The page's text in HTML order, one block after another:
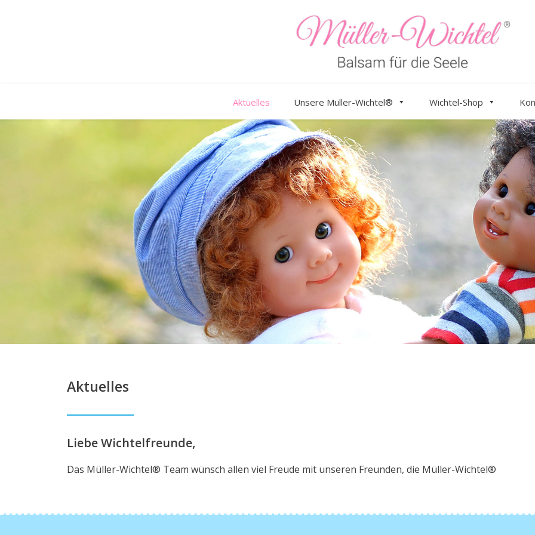
Aktuelles Unsere Müller-Wichtel® Wichtel-Shop
Aktuelles
Liebe Wichtelfreunde,
Das Müller-Wichtel® Team wünsch allen viel Freude mit unseren Freunden, die Müller-Wichtel®